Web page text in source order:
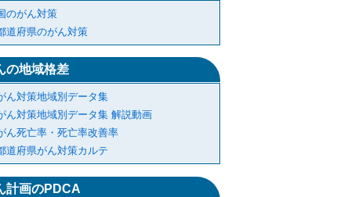
のがん対策
道府県のがん対策
の地域格差
ん対策地域別データ集
ん対策地域別データ集 解説動画
ん死亡率・死亡率改善率
道府県がん対策カルテ
計画のPDCA